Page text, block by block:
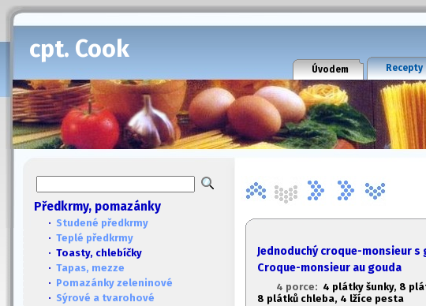
cpt. Cook
Úvodem Recepty
Předkrmy, pomazánky
· Studené předkrmy
· Teplé předkrmy
· Toasty, chlebíčky
· Tapas, mezze
· Pomazánky zeleninové
· Sýrové a tvarohové
Jednoduchý croque-monsieur s
Croque-monsieur au gouda
4 porce: 4 plátky šunky, 8
8 plátků chleba, 4 lžíce pesta